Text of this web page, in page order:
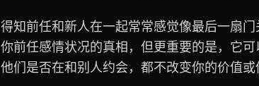
得知前任和新人在一起常常感觉像最后一扇
你前任感情状况的真相，但更重要的是，它
他们是否在和别人约会，都不改变你的价值或